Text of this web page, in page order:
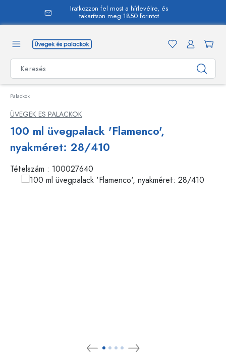
Iratkozzon fel most a hírlevélre, és
takarítson meg 1850 forintot
Palackok
ÜVEGEK ES PALACKOK
100 ml üvegpalack 'Flamenco',
nyakméret: 28/410
Tételszám : 100027640